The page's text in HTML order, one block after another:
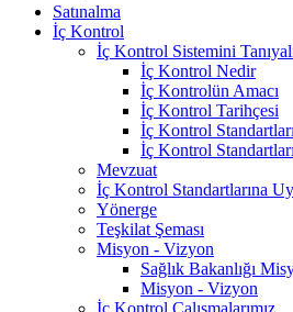
Satınalma
İç Kontrol
İç Kontrol Sistemini
İç Kontrol Nedir
İç Kontrolün Amacı
İç Kontrol Tarihçesi
İç Kontrol Standartları
İç Kontrol
Mevzuat
İç Kontrol Standartlarına
Yönerge
Teşkilat Şeması
Misyon - Vizyon
Sağlık Bakanlığı
Misyon - Vizyon
İç Kontrol Çalışmalarımız